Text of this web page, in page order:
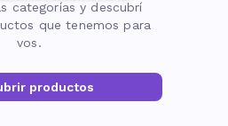
categorías y descubrí
que tenemos para
vos.
productos